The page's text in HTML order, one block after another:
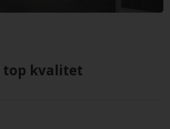
top kvalitet